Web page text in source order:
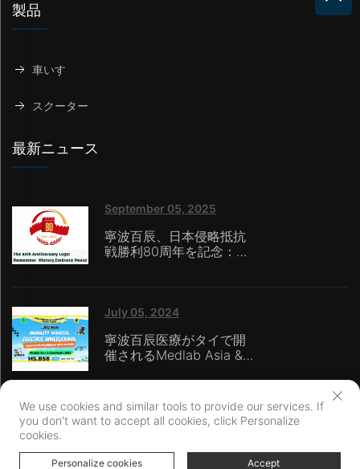
製品
車いす
スクーター
最新ニュース
September 05, 2025
寧波百辰、日本侵略抵抗
戦勝利80周年を記念：技
July 05, 2024
寧波百辰医療がタイで開
催されるMedlab Asia &
ンを発表
著作権 © 宁波 Baichen メディカルデバイス Co., LTD. すべての権利予約
プライバシーポリシー
We use cookies and similar tools to provide our services. If
you don't want to accept all cookies, click Personalize
cookies.
Personalize cookies Accept